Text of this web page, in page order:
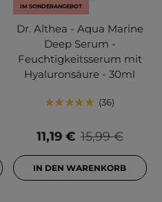
IM SONDERANGEBOT
Dr. Althea - Aqua Marine
Deep Serum -
Feuchtigkeitsserum mit
Hyaluronsäure - 30ml
36
15,99 €
11,19 €
IN DEN WARENKORB